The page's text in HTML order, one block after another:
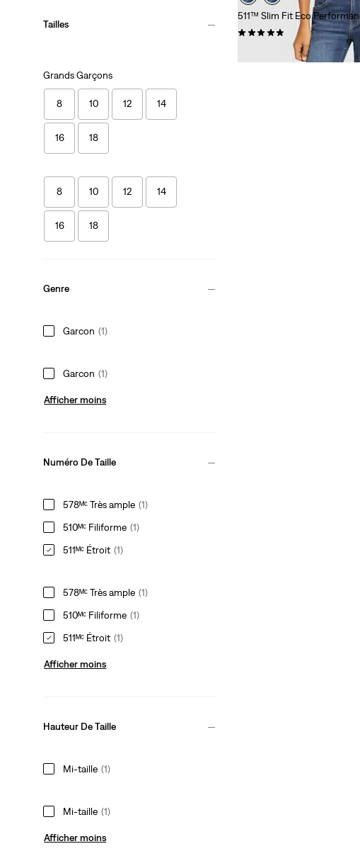
Tailles
Grands Garçons
8 10 12 14
16 18
8 10 12 14
16 18
Genre
Garcon (1)
Garcon (1)
Afficher moins
Numéro De Taille
578ᴹᶜ Très ample (1)
510ᴹᶜ Filiforme (1)
511ᴹᶜ Étroit (1)
578ᴹᶜ Très ample (1)
510ᴹᶜ Filiforme (1)
511ᴹᶜ Étroit (1)
Afficher moins
Hauteur De Taille
Mi-taille (1)
Mi-taille (1)
Afficher moins
511™ Slim Fit Eco
(79)